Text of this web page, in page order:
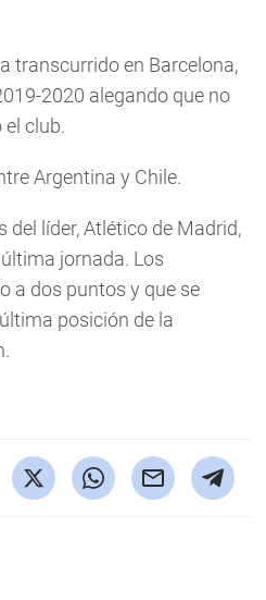
transcurrido en Barcelona,
2020 alegando que no
club.
Argentina y Chile.
del líder, Atlético de Madrid,
jornada. Los
a dos puntos y que se
posición de la